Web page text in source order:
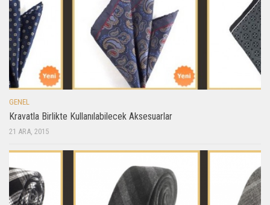
GENEL
Kravatla Birlikte Kullanılabilecek Aksesuarlar
21 ARA, 2015